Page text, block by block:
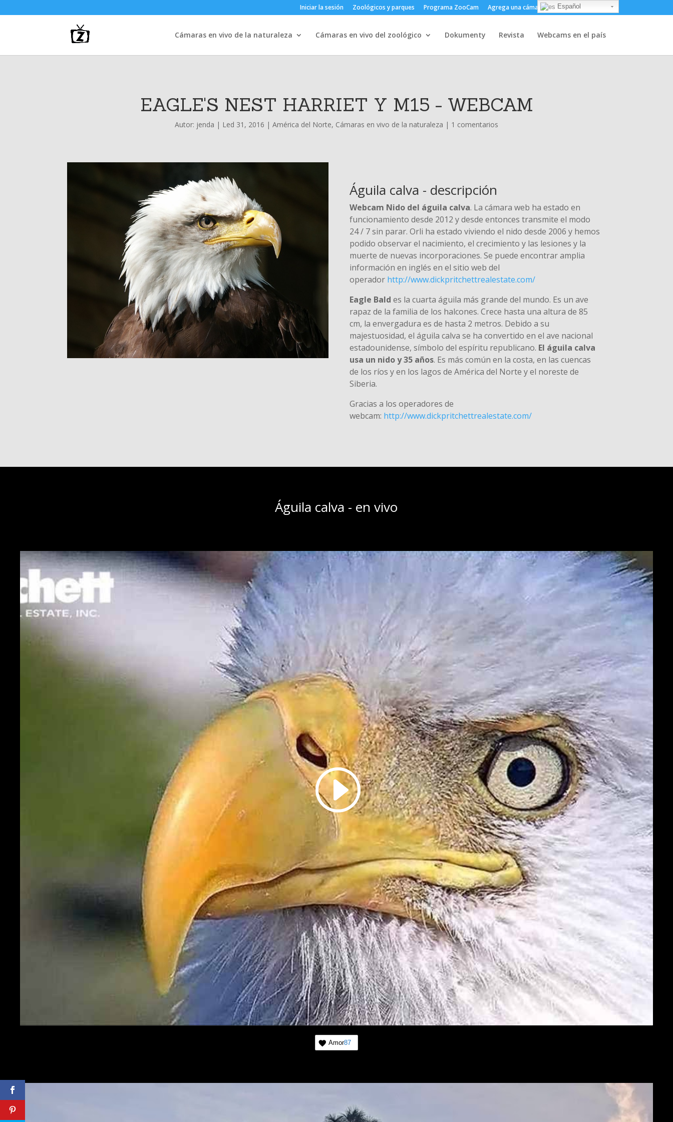
Iniciar la sesión Zoológicos y parques Programa ZooCam Agrega una cámara Sobre Contacto
Cámaras en vivo de la naturaleza Cámaras en vivo del zoológico Dokumenty Revista Webcams en el país
EAGLE'S NEST HARRIET Y M15 - WEBCAM
Autor: jenda | Led 31, 2016 | América del Norte, Cámaras en vivo de la naturaleza | 1 comentarios
Águila calva - descripción
Webcam Nido del águila calva. La cámara web ha estado en
funcionamiento desde 2012 y desde entonces transmite el modo
24 / 7 sin parar. Orli ha estado viviendo el nido desde 2006 y hemos
podido observar el nacimiento, el crecimiento y las lesiones y la
muerte de nuevas incorporaciones. Se puede encontrar amplia
información en inglés en el sitio web del
operador http://www.dickpritchettrealestate.com/
Eagle Bald es la cuarta águila más grande del mundo. Es un ave
rapaz de la familia de los halcones. Crece hasta una altura de 85
cm, la envergadura es de hasta 2 metros. Debido a su
majestuosidad, el águila calva se ha convertido en el ave nacional
estadounidense, símbolo del espíritu republicano. El águila calva
usa un nido y 35 años. Es más común en la costa, en las cuencas
de los ríos y en los lagos de América del Norte y el noreste de
Siberia.
Gracias a los operadores de
webcam: http://www.dickpritchettrealestate.com/
Águila calva - en vivo
Amor87
Español